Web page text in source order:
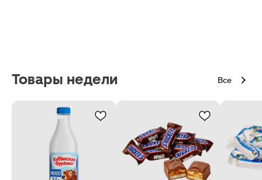
Товары недели Все